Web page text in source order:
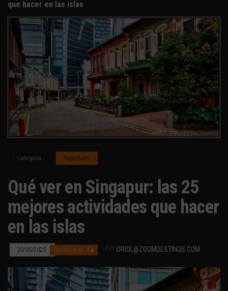
que hacer en las islas
Categoría Reportajes
Qué ver en Singapur: las 25
mejores actividades que hacer
en las islas
20/05/2025 Desactivado Por ORIOL@ZOOMDESTINOS.COM